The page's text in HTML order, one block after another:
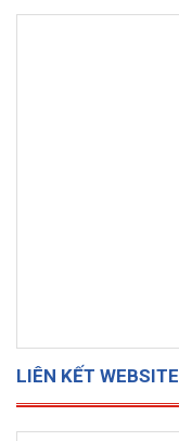
LIÊN KẾT WEBSITE